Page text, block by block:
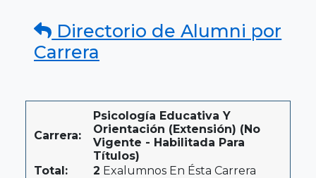
Directorio de Alumni por
Carrera
Carrera:
Psicología Educativa Y
Orientación (Extensión) (No
Vigente - Habilitada Para
Títulos)
Total:
2 Exalumnos En Ésta Carrera